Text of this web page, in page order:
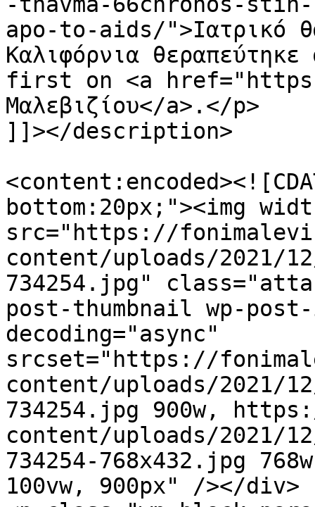
apo-to-aids/">Ιατρικό
Καλιφόρνια
first on <a
Μαλεβιζίου</a>.</p>
]]></description>
bottom:20px;"><img
src="https://
content/uploads/2021/
734254.jpg"
post-thumbnail wp-
decoding="async"
srcset="https://
content/uploads/2021/
734254.jpg 900w,
content/uploads/2021/
734254-768x432.jpg
100vw, 900px" /></div>